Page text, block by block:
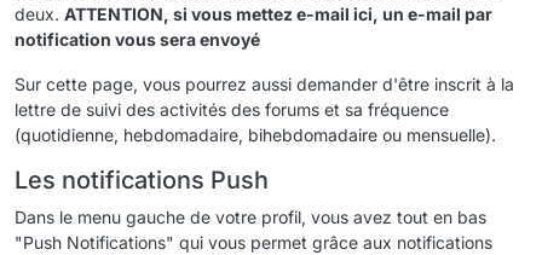
deux. ATTENTION, si vous mettez e-mail ici, un e-mail par
notification vous sera envoyé
Sur cette page, vous pourrez aussi demander d'être inscrit à la
lettre de suivi des activités des forums et sa fréquence
(quotidienne, hebdomadaire, bihebdomadaire ou mensuelle).
Les notifications Push
Dans le menu gauche de votre profil, vous avez tout en bas
"Push Notifications" qui vous permet grâce aux notifications